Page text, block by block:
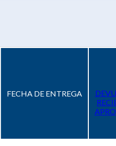
FECHA DE ENTREGA